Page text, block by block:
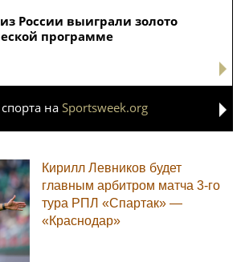
России выиграли золото
программе
наSportsweek.org
Кирилл Левников будет
главным арбитром матча 3-го
тура РПЛ «Спартак» —
«Краснодар»